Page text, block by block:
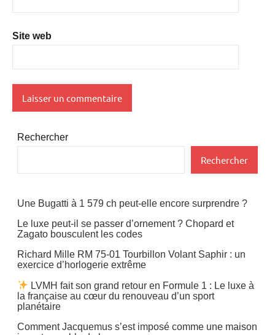
Site web
Rechercher
Rechercher
Une Bugatti à 1 579 ch peut-elle encore surprendre ?
Le luxe peut-il se passer d’ornement ? Chopard et
Zagato bousculent les codes
Richard Mille RM 75-01 Tourbillon Volant Saphir : un
exercice d’horlogerie extrême
LVMH fait son grand retour en Formule 1 : Le luxe à
la française au cœur du renouveau d’un sport
planétaire
Comment Jacquemus s’est imposé comme une maison